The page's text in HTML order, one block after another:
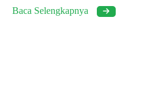
Baca Selengkapnya